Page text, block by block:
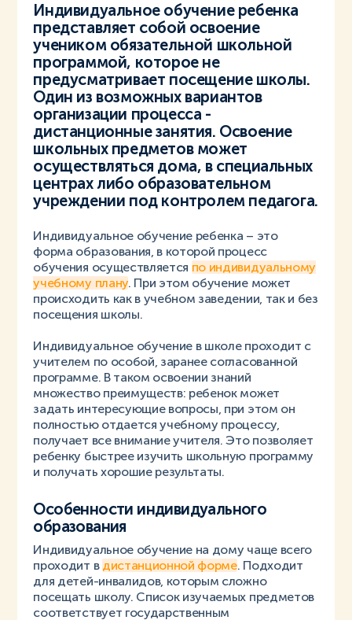
Индивидуальное обучение ребенка
представляет собой освоение
учеником обязательной школьной
программой, которое не
предусматривает посещение школы.
Один из возможных вариантов
организации процесса -
дистанционные занятия. Освоение
школьных предметов может
осуществляться дома, в специальных
центрах либо образовательном
учреждении под контролем педагога.
Индивидуальное обучение ребенка – это
форма образования, в которой процесс
обучения осуществляется по индивидуальному
учебному плану. При этом обучение может
происходить как в учебном заведении, так и без
посещения школы.
Индивидуальное обучение в школе проходит с
учителем по особой, заранее согласованной
программе. В таком освоении знаний
множество преимуществ: ребенок может
задать интересующие вопросы, при этом он
полностью отдается учебному процессу,
получает все внимание учителя. Это позволяет
ребенку быстрее изучить школьную программу
и получать хорошие результаты.
Особенности индивидуального
образования
Индивидуальное обучение на дому чаще всего
проходит в дистанционной форме. Подходит
для детей-инвалидов, которым сложно
посещать школу. Список изучаемых предметов
соответствует государственным